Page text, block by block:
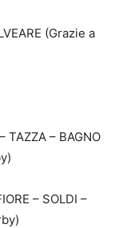
(Grazie a
TAZZA – BAGNO
– SOLDI –